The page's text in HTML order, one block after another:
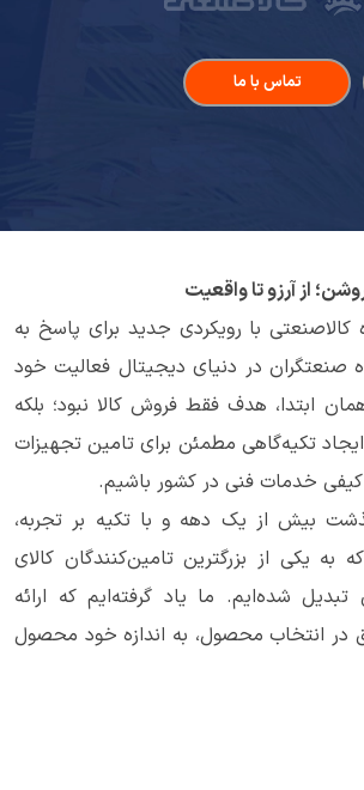
تماس با ما
از آرزو تا واقعیت
گروه کالاصنعتی با رویکردی جدید برای پاسخ به
صنعتگران در دنیای دیجیتال فعالیت خود
ابتدا، هدف فقط فروش کالا نبود؛ بلکه
تکیه‌گاهی مطمئن برای تامین تجهیزات
خدمات فنی در کشور باشیم.
بیش از یک دهه و با تکیه بر تجربه،
به یکی از بزرگترین تامین‌کنندگان کالای
شده‌ایم. ما یاد گرفته‌ایم که ارائه
در انتخاب محصول، به اندازه خود محصول